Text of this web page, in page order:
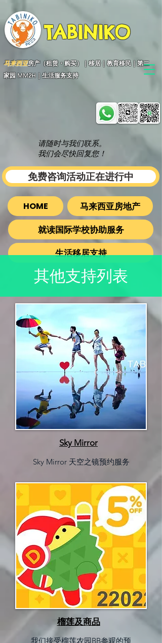
TABINIKO
马来西亚房产（租赁・购买）｜移居｜教育移民｜第二
家园 MM2H｜生活服务支持
请随时与我们联系。
我们会尽快回复您！
免费咨询活动正在进行中
HOME
马来西亚房地产
就读国际学校协助服务
生活移居支持
其他支持列表
Sky Mirror
Sky Mirror 天空之镜预约服务
榴莲及商品
我们接受榴莲农园BB参观的预